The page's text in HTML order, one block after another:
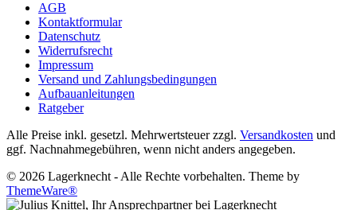
AGB
Kontaktformular
Datenschutz
Widerrufsrecht
Impressum
Versand und Zahlungsbedingungen
Aufbauanleitungen
Ratgeber
Alle Preise inkl. gesetzl. Mehrwertsteuer zzgl. Versandkosten und
ggf. Nachnahmegebühren, wenn nicht anders angegeben.
© 2026 Lagerknecht - Alle Rechte vorbehalten. Theme by
ThemeWare®